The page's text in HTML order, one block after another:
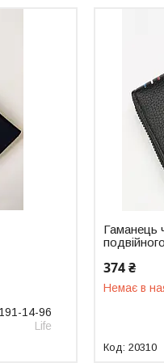
14-96
Life
Гаманець
374 ₴
Немає в
20310